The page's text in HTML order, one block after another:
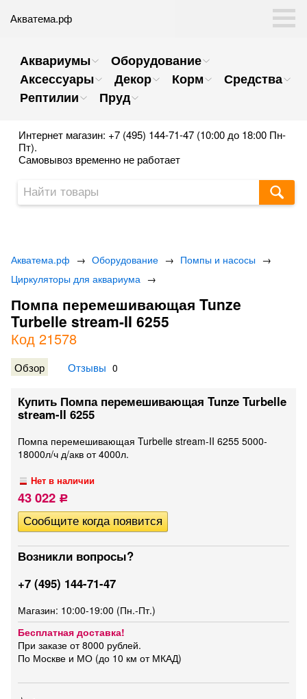
Акватема.рф
Аквариумы
Оборудование
Аксессуары
Декор Корм
Средства
Рептилии
Пруд
Интернет магазин: +7 (495) 144-71-47 (10:00 до 18:00 Пн-
Пт).
Самовывоз временно не работает
Акватема.рф → Оборудование → Помпы и насосы →
Циркуляторы для аквариума →
Помпа перемешивающая Tunze
Turbelle stream-II 6255
Код 21578
Обзор Отзывы 0
Купить Помпа перемешивающая Tunze Turbelle
stream-II 6255
Помпа перемешивающая Turbelle stream-II 6255 5000-
18000л/ч д/акв от 4000л.
Нет в наличии
43 022 Р
Возникли вопросы?
+7 (495) 144-71-47
Магазин: 10:00-19:00 (Пн.-Пт.)
Бесплатная доставка!
При заказе от 8000 рублей.
По Москве и МО (до 10 км от МКАД)